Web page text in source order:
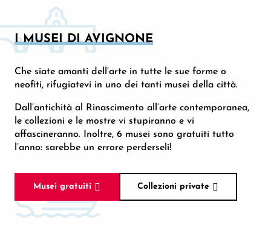
I MUSEI DI AVIGNONE
Che siate amanti dell’arte in tutte le sue forme o
neofiti, rifugiatevi in uno dei tanti musei della città.
Dall’antichità al Rinascimento all’arte contemporanea,
le collezioni e le mostre vi stupiranno e vi
affascineranno. Inoltre, 6 musei sono gratuiti tutto
l’anno: sarebbe un errore perderseli!
Musei gratuiti Collezioni private